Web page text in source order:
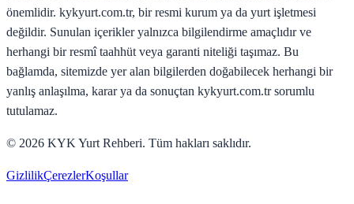
önemlidir. kykyurt.com.tr, bir resmi kurum ya da yurt işletmesi
değildir. Sunulan içerikler yalnızca bilgilendirme amaçlıdır ve
herhangi bir resmî taahhüt veya garanti niteliği taşımaz. Bu
bağlamda, sitemizde yer alan bilgilerden doğabilecek herhangi bir
yanlış anlaşılma, karar ya da sonuçtan kykyurt.com.tr sorumlu
tutulamaz.
© 2026 KYK Yurt Rehberi. Tüm hakları saklıdır.
GizlilikÇerezlerKoşullar